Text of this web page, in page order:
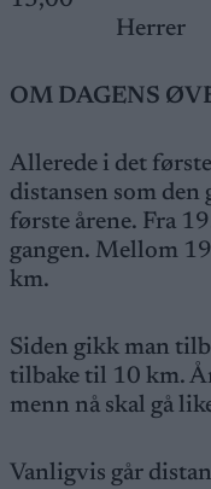
Herrer
OM DAGENS
Allerede i det
distansen som den
første årene. Fra
gangen. Mellom
km.
Siden gikk man
tilbake til 10 km.
menn nå skal gå
Vanligvis går